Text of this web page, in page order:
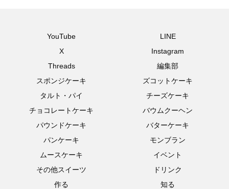
YouTube
LINE
X
Instagram
Threads
編集部
スポンジケーキ
ズコットケーキ
タルト・パイ
チーズケーキ
チョコレートケーキ
バウムクーヘン
パウンドケーキ
バターケーキ
パンケーキ
モンブラン
ムースケーキ
イベント
その他スイーツ
ドリンク
作る
知る